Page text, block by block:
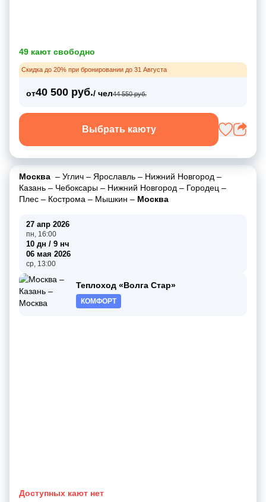
49 кают свободно
Скидка до 20% при бронировании до 31 Августа
от40 500 руб./ чел44 550 руб.
Выбрать каюту
Москва – Углич – Ярославль – Нижний Новгород –
Казань – Чебоксары – Нижний Новгород – Городец –
Плес – Кострома – Мышкин – Москва
27 апр 2026
пн, 16:00
10 дн / 9 нч
06 мая 2026
ср, 13:00
Теплоход «Волга Стар»
КОМФОРТ
Доступных кают нет